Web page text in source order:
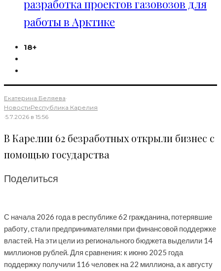
разработка проектов газовозов для
работы в Арктике
18+
Екатерина Беляева·
НовостиРеспублика Карелия
·5.7.2026 в 15:56
В Карелии 62 безработных открыли бизнес с
помощью государства
Поделиться
С начала 2026 года в республике 62 гражданина, потерявшие
работу, стали предпринимателями при финансовой поддержке
властей. На эти цели из регионального бюджета выделили 14
миллионов рублей. Для сравнения: к июню 2025 года
поддержку получили 116 человек на 22 миллиона, а к августу